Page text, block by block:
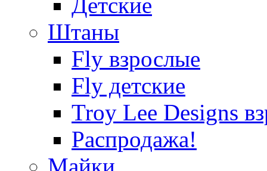
Штаны
Fly взрослые
Fly детские
Troy Lee Designs
Распродажа!
Майки